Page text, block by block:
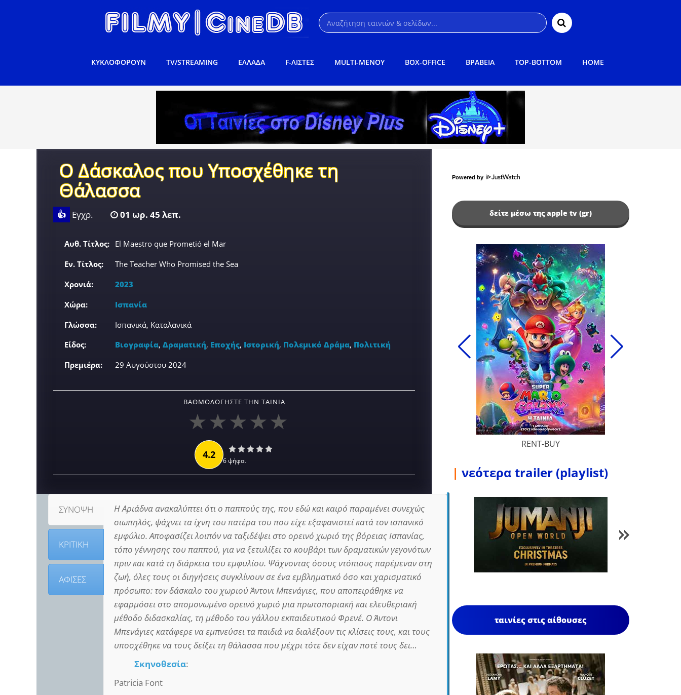
ΚΥΚΛΟΦΟΡΟΥΝ TV/STREAMING ΕΛΛΑΔΑ F-ΛΙΣΤΕΣ MULTI-ΜΕΝΟΥ BOX-OFFICE ΒΡΑΒΕΙΑ TOP-BOTTOM HOME
Ο Δάσκαλος που Υποσχέθηκε τη
Θάλασσα
👍 Εγχρ. 01 ωρ. 45 λεπ.
Αυθ. Τίτλος: El Maestro que Prometió el Mar
Εν. Τίτλος:
The Teacher Who Promised the Sea
Χρονιά:
2023
Χώρα:
Ισπανία
Γλώσσα:
Ισπανικά, Καταλανικά
Είδος:
Βιογραφία,Δραματική, Εποχής, Ιστορική, Πολεμικό Δράμα, Πολιτική
Πρεμιέρα:
29 Αυγούστου 2024
ΒΑΘΜΟΛΟΓΉΣΤΕ ΤΗΝ ΤΑΙΝΊΑ
4.2 6 ψήφοι
ΣΥΝΟΨΗ
ΚΡΙΤΙΚΗ
ΑΦΙΣΕΣ
Η Αριάδνα ανακαλύπτει ότι ο παππούς της, που εδώ και καιρό παραμένει συνεχώς
σιωπηλός, ψάχνει τα ίχνη του πατέρα του που είχε εξαφανιστεί κατά τον ισπανικό
εμφύλιο. Αποφασίζει λοιπόν να ταξιδέψει στο ορεινό χωριό της βόρειας Ισπανίας,
τόπο γέννησης του παππού, για να ξετυλίξει το κουβάρι των δραματικών γεγονότων
πριν και κατά τη διάρκεια του εμφυλίου. Ψάχνοντας όσους ντόπιους παρέμεναν στη
ζωή, όλες τους οι διηγήσεις συγκλίνουν σε ένα εμβληματικό όσο και χαρισματικό
πρόσωπο: τον δάσκαλο του χωριού Άντονι Μπενάγιες, που αποπειράθηκε να
εφαρμόσει στο απομονωμένο ορεινό χωριό μια πρωτοποριακή και ελευθεριακή
μέθοδο διδασκαλίας, τη μέθοδο του γάλλου εκπαιδευτικού Φρενέ. Ο Άντονι
Μπενάγιες κατάφερε να εμπνεύσει τα παιδιά να διαλέξουν τις κλίσεις τους, και τους
υποσχέθηκε να τους δείξει τη θάλασσα που μέχρι τότε δεν είχαν ποτέ τους δει…
Σκηνοθεσία:
Patricia Font
Powered by
δείτε μέσω της apple tv (gr)
RENT-BUY
| νεότερα trailer (playlist)
1/85
ταινίες στις αίθουσες